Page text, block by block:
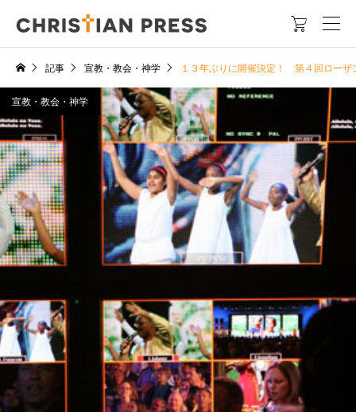

記事 宣教・教会・神学 １３年ぶりに開催決定！ 第４回ロー
宣教・教会・神学